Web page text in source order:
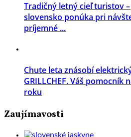
Tradičný letný cieľ turistov
slovensko ponúka pri
príjemné ...
Chute leta znásobí
GRILLCHEF. Váš pomocník
roku
Zaujímavosti